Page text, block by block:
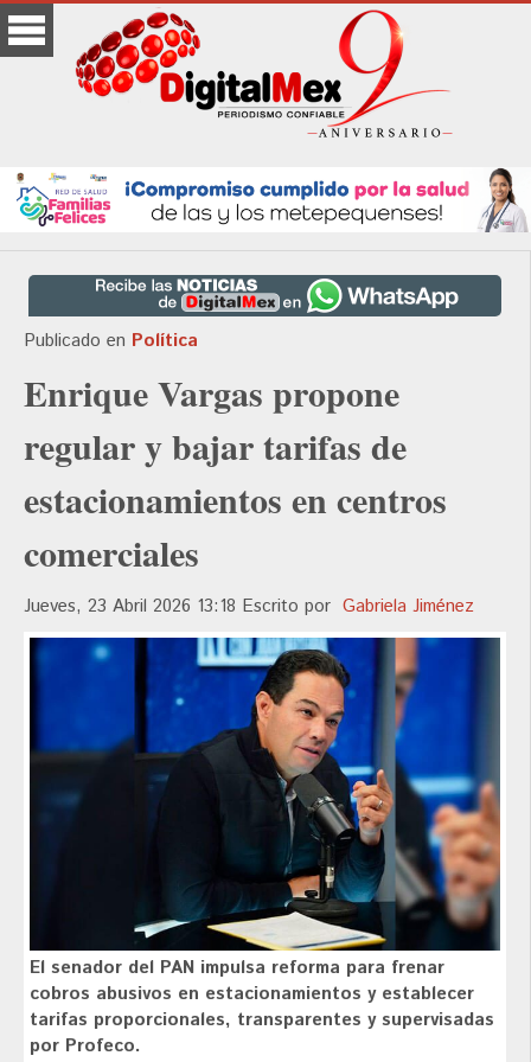
Publicado en Política
Enrique Vargas propone
regular y bajar tarifas de
estacionamientos en centros
comerciales
Jueves, 23 Abril 2026 13:18 Escrito por Gabriela Jiménez
El senador del PAN impulsa reforma para frenar
cobros abusivos en estacionamientos y establecer
tarifas proporcionales, transparentes y supervisadas
por Profeco.